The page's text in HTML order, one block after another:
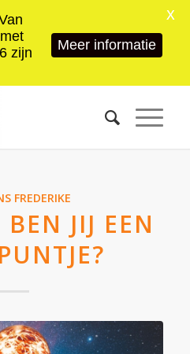
FREDERIKE
JIJ EEN
zijn
Meer informatie
X